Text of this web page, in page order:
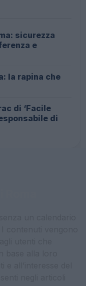
sicurezza
e
la rapina che
di ‘Facile
di